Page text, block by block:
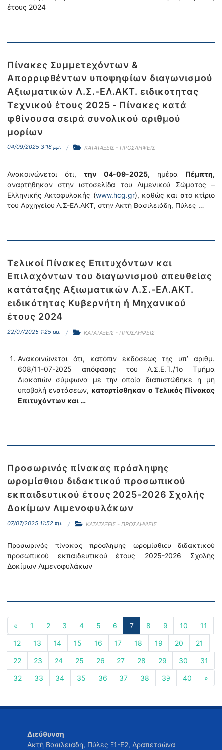
έτους 2024
Πίνακες Συμμετεχόντων &
Απορριφθέντων υποψηφίων διαγωνισμού
Αξιωματικών Λ.Σ.-ΕΛ.ΑΚΤ. ειδικότητας
Τεχνικού έτους 2025 - Πίνακες κατά
φθίνουσα σειρά συνολικού αριθμού
μορίων
04/09/2025 3:18 μμ. ΚΑΤΑΤΑΞΕΙΣ - ΠΡΟΣΛΗΨΕΙΣ
Ανακοινώνεται ότι, την 04-09-2025, ημέρα Πέμπτη,
αναρτήθηκαν στην ιστοσελίδα του Λιμενικού Σώματος –
Ελληνικής Ακτοφυλακής (www.hcg.gr), καθώς και στο κτίριο
του Αρχηγείου Λ.Σ-ΕΛ.ΑΚΤ, στην Ακτή Βασιλειάδη, Πύλες …
Τελικοί Πίνακες Επιτυχόντων και
Επιλαχόντων του διαγωνισμού απευθείας
κατάταξης Αξιωματικών Λ.Σ.-ΕΛ.ΑΚΤ.
ειδικότητας Κυβερνήτη ή Μηχανικού
έτους 2024
22/07/2025 1:25 μμ. ΚΑΤΑΤΑΞΕΙΣ - ΠΡΟΣΛΗΨΕΙΣ
Ανακοινώνεται ότι, κατόπιν εκδόσεως της υπ’ αριθμ.
608/11-07-2025 απόφασης του Α.Σ.Ε.Π./1ο Τμήμα
Διακοπών σύμφωνα με την οποία διαπιστώθηκε η μη
υποβολή ενστάσεων, καταρτίσθηκαν ο Τελικός Πίνακας
Επιτυχόντων και …
Προσωρινός πίνακας πρόσληψης
ωρομίσθιου διδακτικού προσωπικού
εκπαιδευτικού έτους 2025-2026 Σχολής
Δοκίμων Λιμενοφυλάκων
07/07/2025 11:52 πμ. ΚΑΤΑΤΑΞΕΙΣ - ΠΡΟΣΛΗΨΕΙΣ
Προσωρινός πίνακας πρόσληψης ωρομίσθιου διδακτικού
προσωπικού εκπαιδευτικού έτους 2025-2026 Σχολής
Δοκίμων Λιμενοφυλάκων
« 1 2 3 4 5 6 7 8 9 10 11
12 13 14 15 16 17 18 19 20 21
22 23 24 25 26 27 28 29 30 31
32 33 34 35 36 37 38 39 40 »
Διεύθυνση
Ακτή Βασιλειάδη, Πύλες Ε1-Ε2, Δραπετσώνα